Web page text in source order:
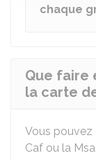
chaque
Que faire
la carte
Vous pouvez
Caf ou la Msa.